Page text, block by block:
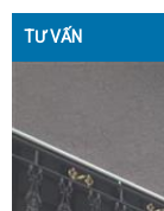
TƯ VẤN